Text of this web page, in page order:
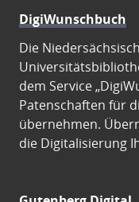
DigiWunschbuch
Die
dem Service
Patenschaften für
übernehmen.
die Digitalisierung